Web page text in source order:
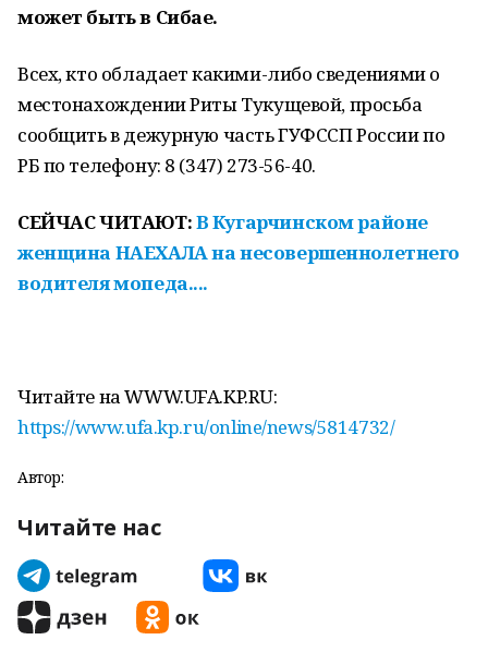
может быть в Сибае.
Всех, кто обладает какими-либо сведениями о
местонахождении Риты Тукущевой, просьба
сообщить в дежурную часть ГУФССП России по
РБ по телефону: 8 (347) 273-56-40.
СЕЙЧАС ЧИТАЮТ:В Кугарчинском районе
женщина НАЕХАЛА на несовершеннолетнего
водителя мопеда....
Читайте на WWW.UFA.KP.RU:
https://www.ufa.kp.ru/online/news/5814732/
Автор:
Читайте нас